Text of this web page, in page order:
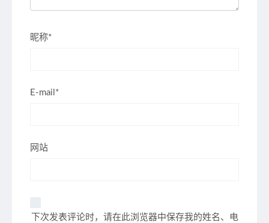
昵称*
E-mail*
网站
下次发表评论时，请在此浏览器中保存我的姓名、电